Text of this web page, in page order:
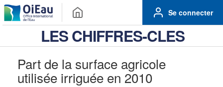
Se connecter
LES CHIFFRES-CLES
Part de la surface agricole
utilisée irriguée en 2010